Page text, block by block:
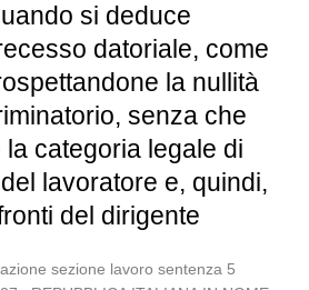
si deduce
datoriale, come
la nullità
senza che
categoria legale di
lavoratore e, quindi,
del dirigente
sezione lavoro sentenza 5